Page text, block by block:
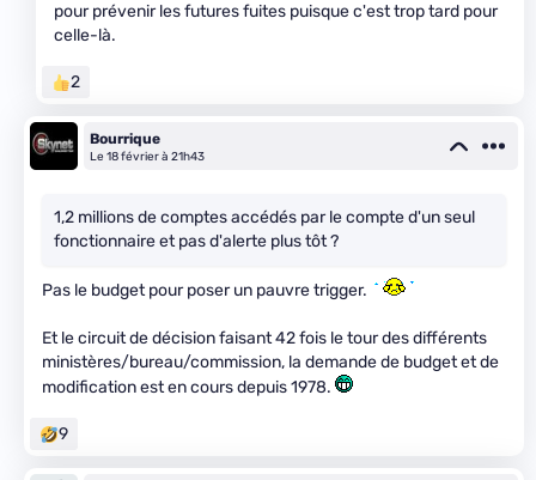
pour prévenir les futures fuites puisque c'est trop tard pour
celle-là.
2
Bourrique
Le 18 février à 21h43
1,2 millions de comptes accédés par le compte d'un seul
fonctionnaire et pas d'alerte plus tôt ?
Pas le budget pour poser un pauvre trigger.
Et le circuit de décision faisant 42 fois le tour des différents
ministères/bureau/commission, la demande de budget et de
modification est en cours depuis 1978.
9